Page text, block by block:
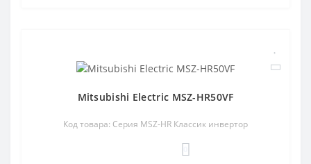
Mitsubishi Electric MSZ-HR50VF
Код товара: Серия MSZ-HR Классик инвертор